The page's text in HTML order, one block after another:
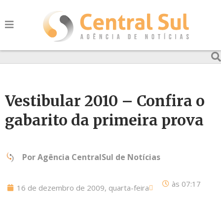
Vestibular 2010 – Confira o
gabarito da primeira prova
PorAgência CentralSul de Notícias
16 de dezembro de 2009, quarta-feira às 07:17